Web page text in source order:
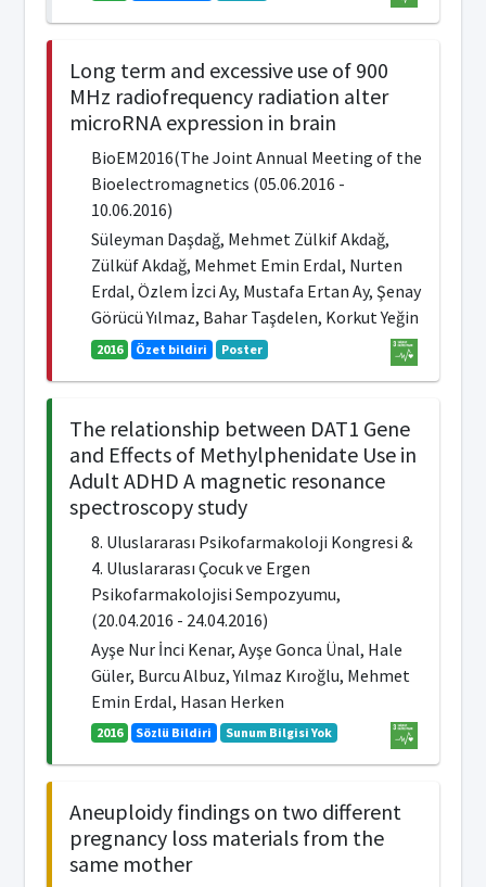
Long term and excessive use of 900
MHz radiofrequency radiation alter
microRNA expression in brain
BioEM2016(The Joint Annual Meeting of the
Bioelectromagnetics (05.06.2016 -
10.06.2016)
Süleyman Daşdağ, Mehmet Zülkif Akdağ,
Zülküf Akdağ, Mehmet Emin Erdal, Nurten
Erdal, Özlem İzci Ay, Mustafa Ertan Ay, Şenay
Görücü Yılmaz, Bahar Taşdelen, Korkut Yeğin
2016 Özet bildiri Poster
The relationship between DAT1 Gene
and Effects of Methylphenidate Use in
Adult ADHD A magnetic resonance
spectroscopy study
8. Uluslararası Psikofarmakoloji Kongresi &
4. Uluslararası Çocuk ve Ergen
Psikofarmakolojisi Sempozyumu,
(20.04.2016 - 24.04.2016)
Ayşe Nur İnci Kenar, Ayşe Gonca Ünal, Hale
Güler, Burcu Albuz, Yılmaz Kıroğlu, Mehmet
Emin Erdal, Hasan Herken
2016 Sözlü Bildiri Sunum Bilgisi Yok
Aneuploidy findings on two different
pregnancy loss materials from the
same mother